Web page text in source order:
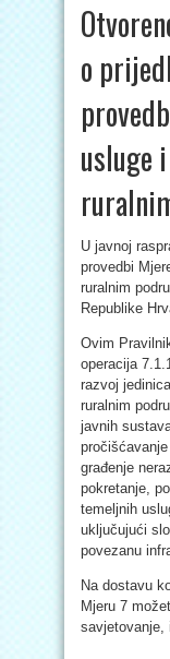
o
usluge
U javnoj
provedbi
ruralnim
Republike
Ovim
operacija
razvoj
ruralnim
javnih
pročišćavanje
građenje
pokretanje,
temeljnih
uključujući
povezanu
Na dostavu
Mjeru 7
savjetovanje,